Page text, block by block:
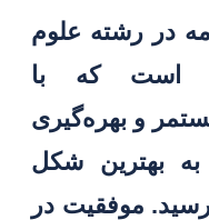
در رشته علوم
است که با
و بهره‌گیری
به بهترین شکل
موفقیت در